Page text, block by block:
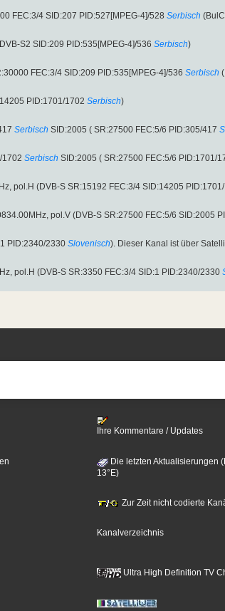
FEC:3/4 SID:207 PID:527[MPEG-4]/528 Serbisch
S2 SID:209 PID:535[MPEG-4]/536 Serbisch)
FEC:3/4 SID:209 PID:535[MPEG-4]/536 Serbisch
PID:1701/1702 Serbisch)
Serbisch SID:2005 ( SR:27500 FEC:5/6 PID:305/417
1702 Serbisch SID:2005 ( SR:27500 FEC:5/6 PID:1701/
pol.H (DVB-S SR:15192 FEC:3/4 SID:14205
pol.V (DVB-S SR:27500 FEC:5/6 SID:2005
PID:2340/2330 Slovenisch). Dieser Kanal ist über
pol.H (DVB-S SR:3350 FEC:3/4 SID:1 PID:2340/2330
Ihre Kommentare / Updates
Die letzten Aktualisierungen
13°E)
Zur Zeit nicht codierte
Kanalverzeichnis
Ultra High Definition TV